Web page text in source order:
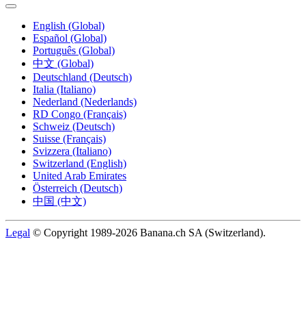
English (Global)
Español (Global)
Português (Global)
中文 (Global)
Deutschland (Deutsch)
Italia (Italiano)
Nederland (Nederlands)
RD Congo (Français)
Schweiz (Deutsch)
Suisse (Français)
Svizzera (Italiano)
Switzerland (English)
United Arab Emirates
Österreich (Deutsch)
中国 (中文)
Legal © Copyright 1989-2026 Banana.ch SA (Switzerland).